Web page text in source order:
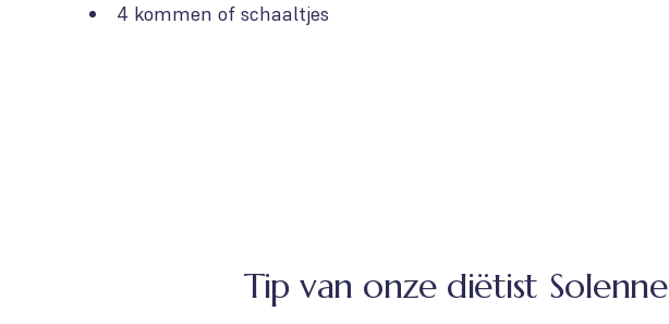
4 kommen of schaaltjes
Tip van onze diëtist Solenne